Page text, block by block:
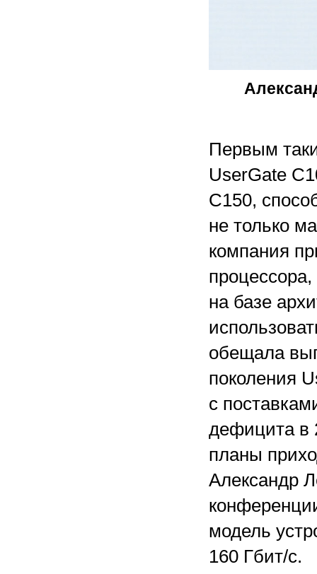
Первым
UserGate
C150,
не только
компания
на базе
обещала
поколения
с
дефицита в
планы
Александр
модель
160 Гбит/с.